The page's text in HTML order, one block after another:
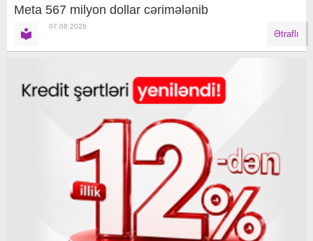
Meta 567 milyon dollar cərimələnib
07.08.2026
Ətraflı